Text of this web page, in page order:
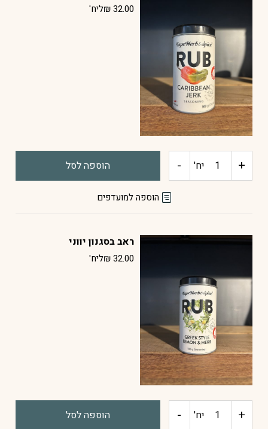
₪32.00 ליח'
+ כמות
jerk
יח' - הוספה לסל
הוספה למועדפים
ראב בסגנון יווני
₪32.00 ליח'
+ כמות יח' - הוספה לסל